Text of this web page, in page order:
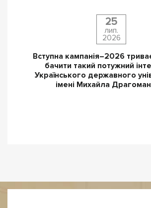
25
лип.
2026
Вступна кампанія–2026
бачити такий потужний
Українського державного
імені Михайла